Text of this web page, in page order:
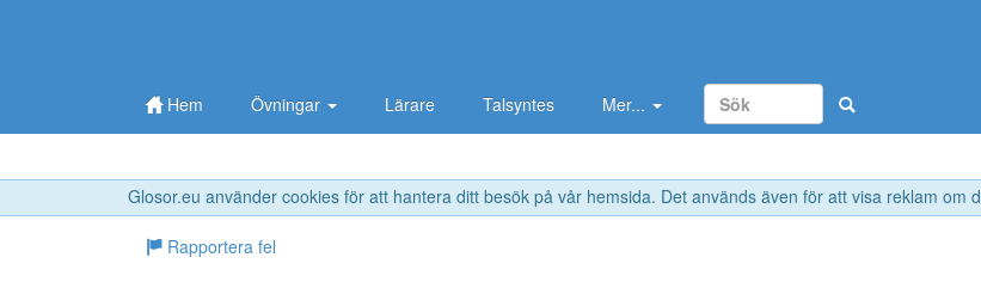
Glosor.eu använder cookies för att hantera ditt besök på vår hemsida. Det används även för att visa reklam om
Hem Övningar Lärare Talsyntes Mer...
Rapportera fel